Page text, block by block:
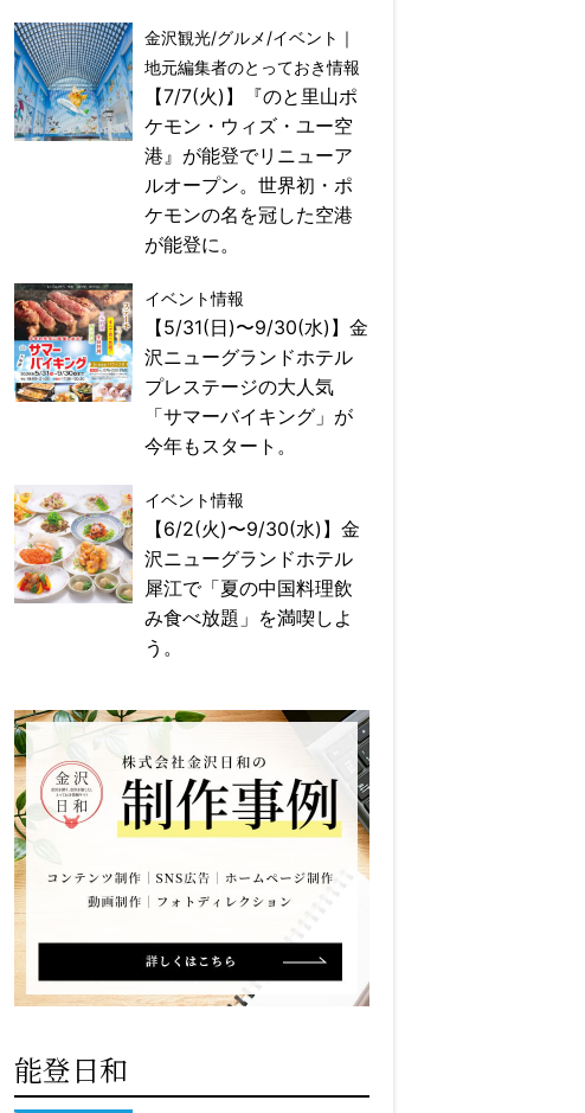
金沢観光/グルメ/イベント｜
地元編集者のとっておき情報
【7/7(火)】『のと里山ポ
ケモン・ウィズ・ユー空
港』が能登でリニューア
ルオープン。世界初・ポ
ケモンの名を冠した空港
が能登に。
イベント情報
【5/31(日)〜9/30(水)】金
沢ニューグランドホテル
プレステージの大人気
「サマーバイキング」が
今年もスタート。
イベント情報
【6/2(火)〜9/30(水)】金
沢ニューグランドホテル
犀江で「夏の中国料理飲
み食べ放題」を満喫しよ
う。
能登日和